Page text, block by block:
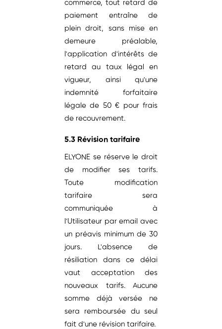
commerce, tout retard de
paiement entraîne de
plein droit, sans mise en
demeure préalable,
l'application d'intérêts de
retard au taux légal en
vigueur, ainsi qu'une
indemnité forfaitaire
légale de 50 € pour frais
de recouvrement.
5.3 Révision tarifaire
ELYONE se réserve le droit
de modifier ses tarifs.
Toute modification
tarifaire sera
communiquée à
l'Utilisateur par email avec
un préavis minimum de 30
jours. L'absence de
résiliation dans ce délai
vaut acceptation des
nouveaux tarifs. Aucune
somme déjà versée ne
sera remboursée du seul
fait d'une révision tarifaire.